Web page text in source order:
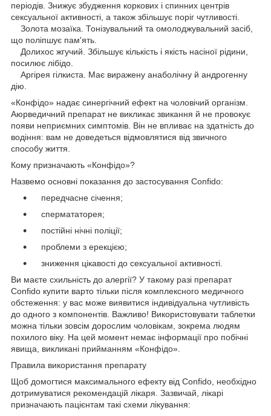
періодів. Знижує збудження коркових і спинних центрів
сексуальної активності, а також збільшує поріг чутливості.
Золота мозаїка. Тонізувальний та омолоджувальний засіб,
що поліпшує пам'ять.
Долихос жгучий. Збільшує кількість і якість насіної рідини,
посилює лібідо.
Аргірея гілкиста. Має виражену анаболічну й андрогенну
дію.
«Конфідо» надає синергічний ефект на чоловічий організм.
Аюрведичний препарат не викликає звикання й не провокує
появи неприємних симптомів. Він не впливає на здатність до
водіння: вам не доведеться відмовлятися від звичного
способу життя.
Кому призначають «Конфідо»?
Назвемо основні показання до застосування Confido:
передчасне січення;
спермататорея;
постійні нічні поліції;
проблеми з ерекцією;
зниження цікавості до сексуальної активності.
Ви маєте схильність до алергії? У такому разі препарат
Confido купити варто тільки після комплексного медичного
обстеження: у вас може виявитися індивідуальна чутливість
до одного з компонентів. Важливо! Використовувати таблетки
можна тільки зовсім дорослим чоловікам, зокрема людям
похилого віку. На цей момент немає інформації про побічні
явища, викликані прийманням «Конфідо».
Правила використання препарату
Щоб домогтися максимального ефекту від Confido, необхідно
дотримуватися рекомендацій лікаря. Зазвичай, лікарі
призначають пацієнтам такі схеми лікування: